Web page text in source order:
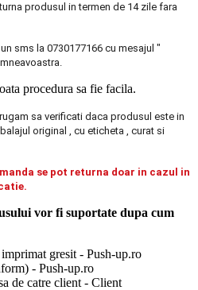
produsul in termen de 14 zile fara
sms la 0730177166 cu mesajul "
procedura sa fie facila.
sa verificati daca produsul este in
original , cu eticheta , curat si
se pot returna doar in cazul in
vor fi suportate dupa cum
gresit - Push-up.ro
- Push-up.ro
de catre client - Client